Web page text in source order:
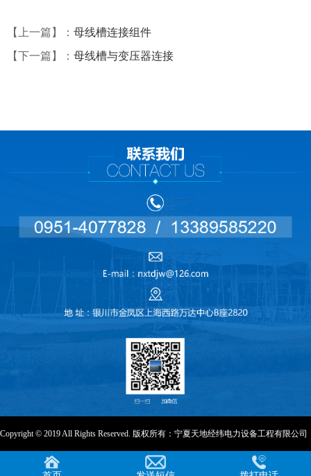
【上一篇】： 母线槽连接组件
【下一篇】： 母线槽与变压器连接
Copyright © 2019 All Rights Reserved. 版权所有：宁夏天地经纬电力设备工程有限公司